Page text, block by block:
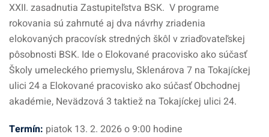
XXII. zasadnutia Zastupiteľstva BSK. V programe
rokovania sú zahrnuté aj dva návrhy zriadenia
elokovaných pracovísk stredných škôl v zriaďovateľskej
pôsobnosti BSK. Ide o Elokované pracovisko ako súčasť
Školy umeleckého priemyslu, Sklenárova 7 na Tokajíckej
ulici 24 a Elokované pracovisko ako súčasť Obchodnej
akadémie, Nevädzová 3 taktiež na Tokajíckej ulici 24.
Termín: piatok 13. 2. 2026 o 9:00 hodine